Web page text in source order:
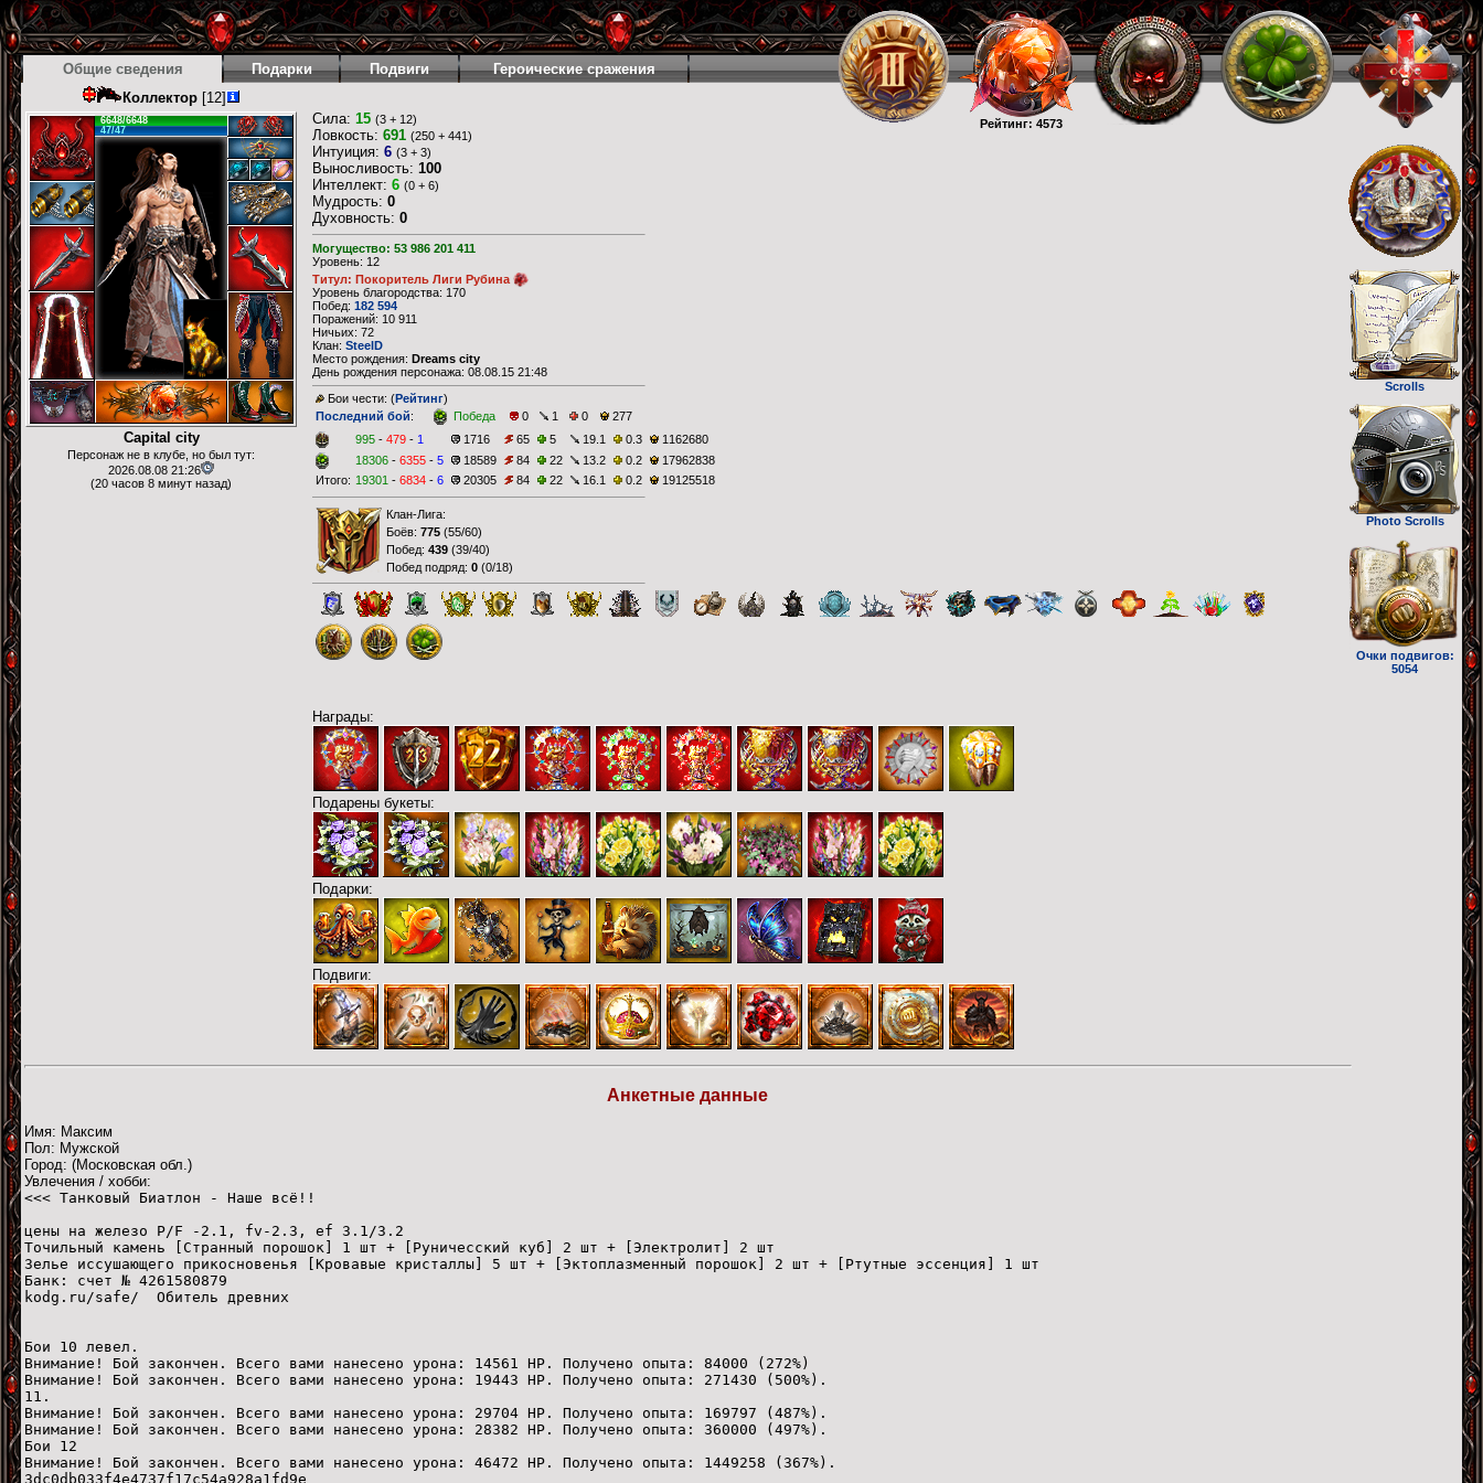
Рейтинг: 4573
Scrolls
Photo Scrolls
Очки подвигов:
5054
Общие сведения Подарки Подвиги
Героические сражения
Коллектор [12]
6648/6648
47/47
Capital city
Персонаж не в клубе, но был тут:
2026.08.08 21:26
(20 часов 8 минут назад)
Сила: 15 (3 + 12)
Ловкость: 691 (250 + 441)
Интуиция: 6 (3 + 3)
Выносливость: 100
Интеллект: 6 (0 + 6)
Мудрость: 0
Духовность: 0
Могущество: 53 986 201 411
Уровень: 12
Титул: Покоритель Лиги Рубина
Уровень благородства: 170
Побед: 182 594
Поражений: 10 911
Ничьих: 72
Клан: SteelD
Место рождения: Dreams city
День рождения персонажа: 08.08.15 21:48
Бои чести: (Рейтинг)
Последний бой: Победа 0 1 0
277
995 - 479 - 1 1716 65 5 19.1 0.3
1162680
18306 - 6355 - 5 18589 84 22 13.2 0.2
17962838
Итого: 19301 - 6834 - 6 20305 84 22 16.1 0.2 19125518
Клан-Лига:
Боёв: 775 (55/60)
Побед: 439 (39/40)
Побед подряд: 0 (0/18)
Награды:
Подарены букеты:
Подарки:
Подвиги:
Анкетные данные
Имя: Максим
Пол: Мужской
Город: (Московская обл.)
Увлечения / хобби:
<<< Танковый Биатлон - Наше всё!!
цены на железо Р/F -2.1, fv-2.3, ef 3.1/3.2
Точильный камень [Странный порошок] 1 шт + [Руничесский куб] 2 шт + [Электролит] 2 шт
Зелье иссушающего прикосновенья [Кровавые кристаллы] 5 шт + [Эктоплазменный порошок] 2 шт + [Ртутные эссенция] 1 шт
Банк: счет № 4261580879
kodg.ru/safe/ Обитель древних
Бои 10 левел.
Внимание! Бой закончен. Всего вами нанесено урона: 14561 HP. Получено опыта: 84000 (272%)
Внимание! Бой закончен. Всего вами нанесено урона: 19443 HP. Получено опыта: 271430 (500%).
11.
Внимание! Бой закончен. Всего вами нанесено урона: 29704 HP. Получено опыта: 169797 (487%).
Внимание! Бой закончен. Всего вами нанесено урона: 28382 HP. Получено опыта: 360000 (497%).
Бои 12
Внимание! Бой закончен. Всего вами нанесено урона: 46472 HP. Получено опыта: 1449258 (367%).
3dc0db033f4e4737f17c54a928a1fd9e